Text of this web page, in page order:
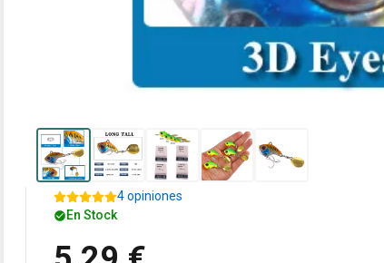
4 opiniones
En Stock